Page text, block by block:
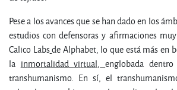
Pese a los avances que se han dado en los
estudios con defensoras y afirmaciones
Calico Labsde Alphabet, lo que está más en
la inmortalidad virtual, englobada
transhumanismo. En sí, el